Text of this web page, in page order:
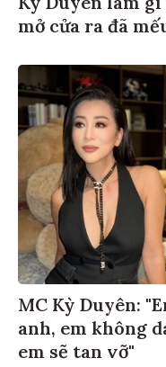
Kỳ Duyên làm
mở cửa ra đã
MC Kỳ Duyên:
anh, em không
em sẽ tan vỡ"